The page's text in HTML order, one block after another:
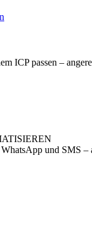
ICP passen –
und SMS –